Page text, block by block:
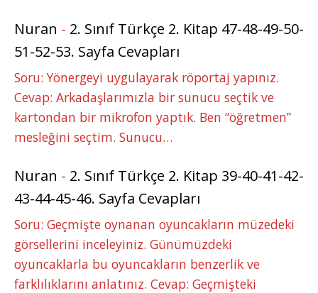
Nuran - 2. Sınıf Türkçe 2. Kitap 47-48-49-50-
51-52-53. Sayfa Cevapları
Soru: Yönergeyi uygulayarak röportaj yapınız.
Cevap: Arkadaşlarımızla bir sunucu seçtik ve
kartondan bir mikrofon yaptık. Ben “öğretmen”
mesleğini seçtim. Sunucu…
Nuran - 2. Sınıf Türkçe 2. Kitap 39-40-41-42-
43-44-45-46. Sayfa Cevapları
Soru: Geçmişte oynanan oyuncakların müzedeki
görsellerini inceleyiniz. Günümüzdeki
oyuncaklarla bu oyuncakların benzerlik ve
farklılıklarını anlatınız. Cevap: Geçmişteki